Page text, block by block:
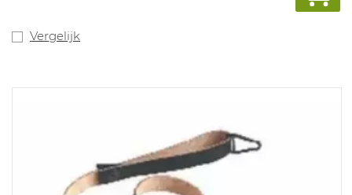
Vergelijk